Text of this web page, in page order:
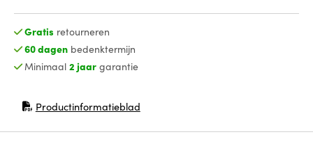
Gratis retourneren
60 dagenbedenktermijn
Minimaal 2 jaargarantie
Productinformatieblad
(opent in nieuw venster)